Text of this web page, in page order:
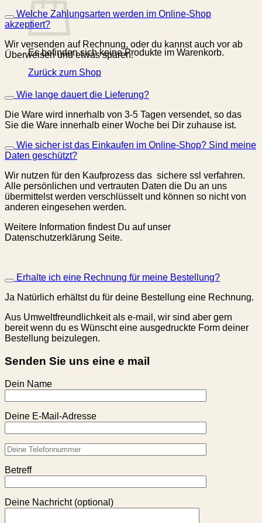
Es befinden sich keine Produkte im Warenkorb.
Zurück zum Shop
Welche Zahlungsarten werden im Online-Shop
akzeptiert?
Wir versenden auf Rechnung, oder du kannst auch vor ab
Überweisen und etwas sparen.
Wie lange dauert die Lieferung?
Die Ware wird innerhalb von 3-5 Tagen versendet, so das
Sie die Ware innerhalb einer Woche bei Dir zuhause ist.
Wie sicher ist das Einkaufen im Online-Shop? Sind meine
Daten geschützt?
Wir nutzen für den Kaufprozess das sichere ssl verfahren.
Alle persönlichen und vertrauten Daten die Du an uns
übermittelst werden verschlüsselt und können so nicht von
anderen eingesehen werden.
Weitere Information findest Du auf unser
Datenschutzerklärung Seite.
Erhalte ich eine Rechnung für meine Bestellung?
Ja Natürlich erhältst du für deine Bestellung eine Rechnung.
Aus Umweltfreundlichkeit als e-mail, wir sind aber gern
bereit wenn du es Wünscht eine ausgedruckte Form deiner
Bestellung beizulegen.
Senden Sie uns eine e mail
Dein Name
Deine E-Mail-Adresse
Betreff
Deine Nachricht (optional)